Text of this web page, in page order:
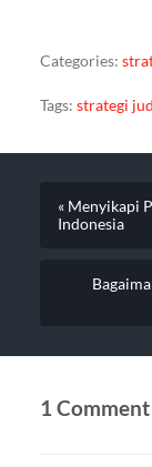
Categories:
Tags: strategi
« Menyikapi
Indonesia
1 Comment